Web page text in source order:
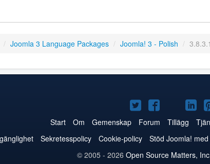
/ Joomla 3 Language Packages / Joomla! 3 - Polish / 3.8.3.1
Joomla!
på
Twitter
Joomla!
på
Facebook
Joomla!
på
på
Start Om Gemenskap Forum Tillägg
Sekretesspolicy Cookie-policy Stöd Joomla!
© 2005 - 2026 Open Source Matters,